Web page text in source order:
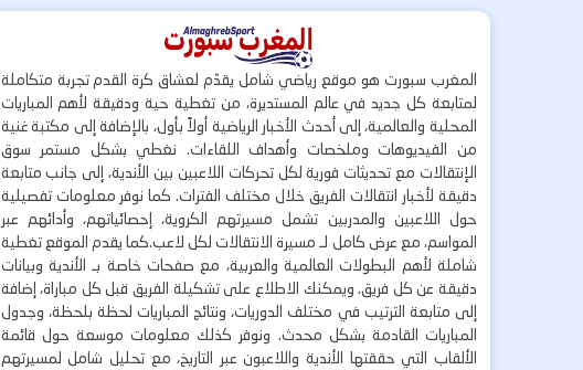
المغرب سبورت هو موقع رياضي شامل يقدّم لعشاق كرة القدم تجربة متكاملة
لمتابعة كل جديد في عالم المستديرة، من تغطية حية ودقيقة لأهم المباريات
المحلية والعالمية، إلى أحدث الأخبار الرياضية أولاً بأول، بالإضافة إلى مكتبة غنية
من الفيديوهات وملخصات وأهداف اللقاءات. نغطي بشكل مستمر سوق
الإنتقالات مع تحديثات فورية لكل تحركات اللاعبين بين الأندية، إلى جانب متابعة
دقيقة لأخبار انتقالات الفريق خلال مختلف الفترات. كما نوفر معلومات تفصيلية
حول اللاعبين والمدربين تشمل مسيرتهم الكروية، إحصائياتهم، وأدائهم عبر
المواسم، مع عرض كامل لـ مسيرة الانتقالات لكل لاعب.كما يقدم الموقع تغطية
شاملة لأهم البطولات العالمية والعربية، مع صفحات خاصة بـ الأندية وبيانات
دقيقة عن كل فريق. ويمكنك الاطلاع على تشكيلة الفريق قبل كل مباراة، إضافة
إلى متابعة الترتيب في مختلف الدوريات، ونتائج المباريات لحظة بلحظة، وجدول
المباريات القادمة بشكل محدث. ونوفر كذلك معلومات موسعة حول قائمة
الألقاب التي حققتها الأندية واللاعبون عبر التاريخ، مع تحليل شامل لمسيرتهم